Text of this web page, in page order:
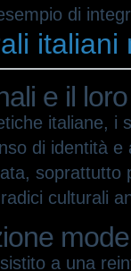
di
e il
italiane, i
di identità
soprattutto
culturali
a una